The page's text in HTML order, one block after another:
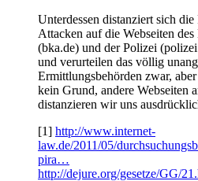
Unterdessen distanziert sich
Attacken auf die Webseiten
(bka.de) und der Polizei
und verurteilen das völlig
Ermittlungsbehörden zwar,
kein Grund, andere Webseiten
distanzieren wir uns
[1] http://www.internet-
law.de/2011/05/
pira…
http://dejure.org/gesetze/GG/